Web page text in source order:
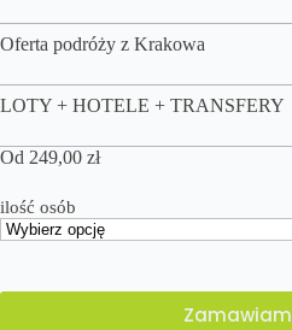
Oferta podróży z Krakowa
LOTY + HOTELE + TRANSFERY
Od 249,00 zł
ilość osób
Zamawiam